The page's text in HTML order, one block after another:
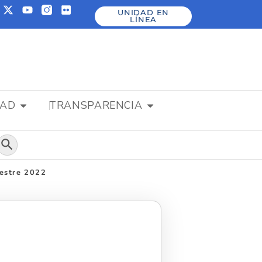
UNIDAD EN
LÍNEA
TRANSPARENCIA
de búsqueda
2022